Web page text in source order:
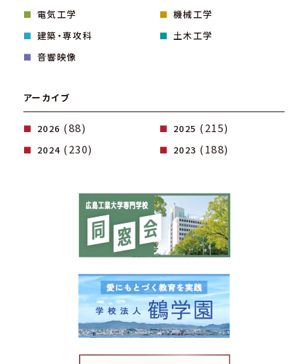
電気工学
機械工学
建築・専攻科
土木工学
音響映像
アーカイブ
2026 (88) 2025 (215)
2024 (230) 2023 (188)